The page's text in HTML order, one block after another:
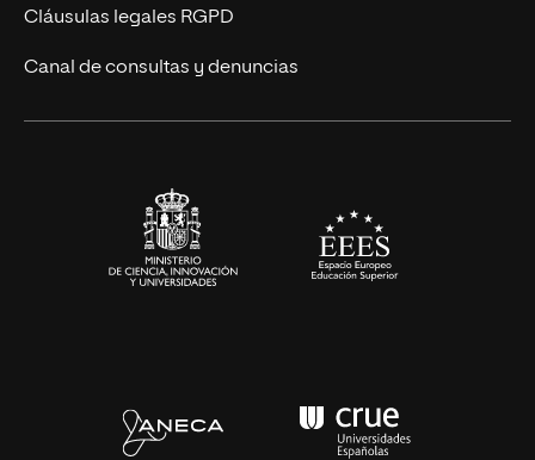
UNIR Revista
Eventos
Cláusulas legales RGPD
Canal de consultas y denuncias